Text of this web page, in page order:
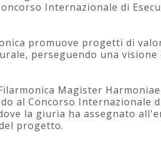
Internazionale di
promuove progetti di
perseguendo una visione
Magister
al Concorso Internazionale
la giuria ha assegnato
progetto.